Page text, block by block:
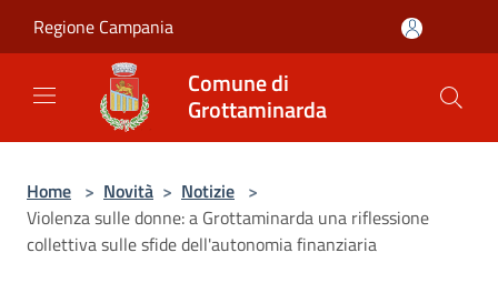
Regione Campania
Comune di
Grottaminarda
Home > Novità > Notizie >
Violenza sulle donne: a Grottaminarda una riflessione
collettiva sulle sfide dell'autonomia finanziaria